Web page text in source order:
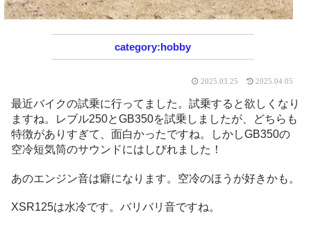
hobby
2025.03.25 2025.04.05
最近バイクの試乗に行ってました。試乗すると欲しくなり
ますね。レブル250とGB350を試乗しましたが、どちらも
特徴がありすぎて、面白かったですね。しかしGB350の
空冷短気筒のサウンドにはしびれました！
あのエンジン音は癖になります。空冷のほうが好きかも。
XSR125は水冷です。バリバリ音ですね。